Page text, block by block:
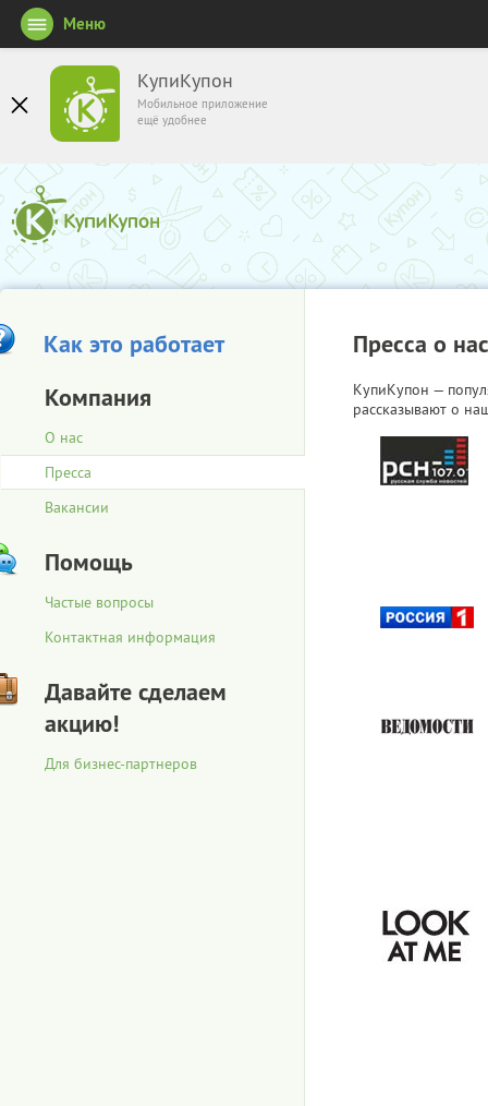
КупиКупон
Мобильное приложение
ещё удобнее
Меню
Как это работает
Компания
О нас
Пресса
Вакансии
Помощь
Частые вопросы
Контактная информация
Давайте сделаем
акцию!
Для бизнес-партнеров
Пресса о нас
КупиКупон —
рассказывают о